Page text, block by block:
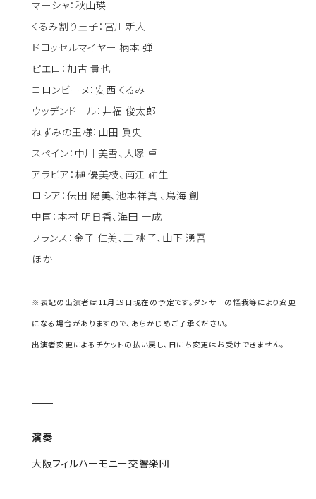
マーシャ：秋山瑛
くるみ割り王子：宮川新大
ドロッセルマイヤー 柄本 弾
ピエロ：加古 貴也
コロンビーヌ：安西 くるみ
ウッデンドール：井福 俊太郎
ねずみの王様：山田 眞央
スペイン：中川 美雪、大塚 卓
アラビア：榊 優美枝、南江 祐生
ロシア：伝田 陽美、池本祥真 、鳥海 創
中国：本村 明日香、海田 一成
フランス：金子 仁美、工 桃子、山下 湧吾
ほか
※表記の出演者は11月19日現在の予定です。ダンサーの怪我等により変更
になる場合がありますので、あらかじめご了承ください。
出演者変更によるチケットの払い戻し、日にち変更はお受けできません。
演奏
大阪フィルハーモニー交響楽団